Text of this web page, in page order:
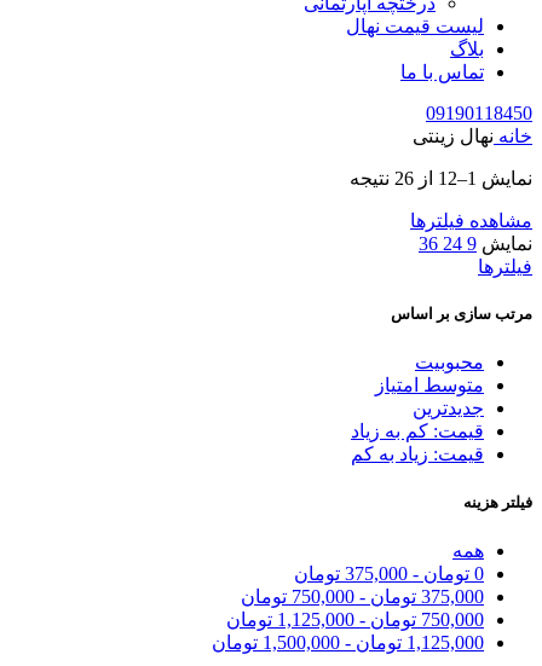
لیست قیمت نهال
بلاگ
تماس با ما
09190118450
خانه نهال زینتی
نمایش 1–12 از 26 نتیجه
مشاهده فیلترها
نمایش 9
24
36
فیلترها
مرتب سازی بر اساس
محبوبیت
متوسط امتیاز
جدیدترین
قیمت: کم به زیاد
قیمت: زیاد به کم
فیلتر هزینه
همه
0 تومان -
375,000 تومان
375,000 تومان -
750,000 تومان
750,000 تومان -
1,125,000 تومان
1,125,000 تومان -
1,500,000 تومان